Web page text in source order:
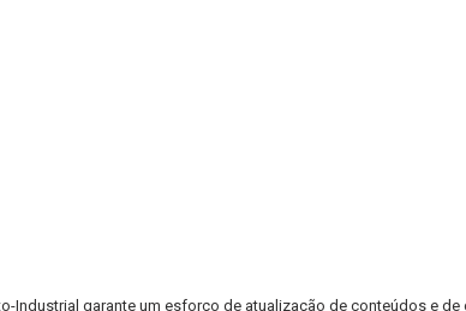
Industrial garante um esforço de atualização de conteúdos e